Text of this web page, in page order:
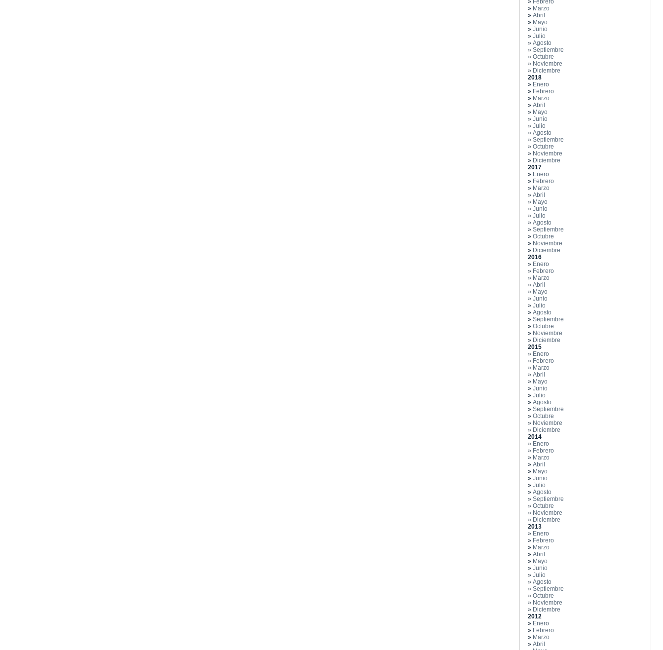
» Febrero
» Marzo
» Abril
» Mayo
» Junio
» Julio
» Agosto
» Septiembre
» Octubre
» Noviembre
» Diciembre
2018
» Enero
» Febrero
» Marzo
» Abril
» Mayo
» Junio
» Julio
» Agosto
» Septiembre
» Octubre
» Noviembre
» Diciembre
2017
» Enero
» Febrero
» Marzo
» Abril
» Mayo
» Junio
» Julio
» Agosto
» Septiembre
» Octubre
» Noviembre
» Diciembre
2016
» Enero
» Febrero
» Marzo
» Abril
» Mayo
» Junio
» Julio
» Agosto
» Septiembre
» Octubre
» Noviembre
» Diciembre
2015
» Enero
» Febrero
» Marzo
» Abril
» Mayo
» Junio
» Julio
» Agosto
» Septiembre
» Octubre
» Noviembre
» Diciembre
2014
» Enero
» Febrero
» Marzo
» Abril
» Mayo
» Junio
» Julio
» Agosto
» Septiembre
» Octubre
» Noviembre
» Diciembre
2013
» Enero
» Febrero
» Marzo
» Abril
» Mayo
» Junio
» Julio
» Agosto
» Septiembre
» Octubre
» Noviembre
» Diciembre
2012
» Enero
» Febrero
» Marzo
» Abril